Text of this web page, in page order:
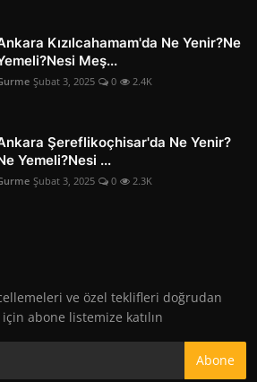
Kızılcahamam'da Ne Yenir?Ne
Meş...
Şubat 3, 2025 0 2.4K
Şereflikoçhisar'da Ne Yenir?
Yemeli?Nesi ...
Şubat 3, 2025 0 2.3K
ve özel teklifleri doğrudan
abone listemize katılın
Abone